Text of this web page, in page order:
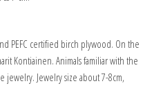
PEFC certified birch plywood. On the
Kontiainen. Animals familiar with the
jewelry. Jewelry size about 7-8cm,